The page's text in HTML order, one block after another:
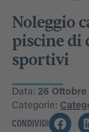
Noleggio
piscine di
sportivi
Data: 26 Ottobre
Categorie:
CONDIVIDI